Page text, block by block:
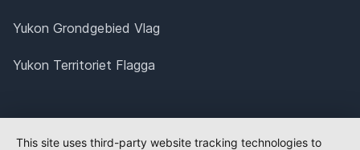
Yukon Grondgebied Vlag
Yukon Territoriet Flagga
This site uses third-party website tracking technologies to